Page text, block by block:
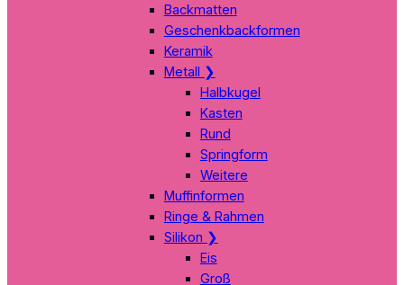
Backmatten
Geschenkbackformen
Keramik
Metall ❯
Halbkugel
Kasten
Rund
Springform
Weitere
Muffinformen
Ringe & Rahmen
Silikon ❯
Eis
Groß